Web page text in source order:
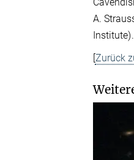
A.
Institute).
Zurück